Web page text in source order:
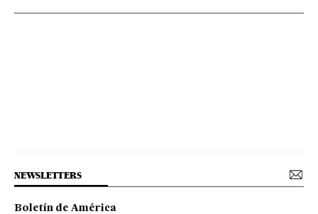
NEWSLETTERS
Boletín de América